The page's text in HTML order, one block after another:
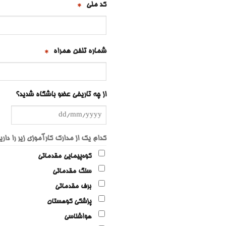
کد ملی *
شماره تلفن همراه *
از چه تاریخی عضو باشگاه شدید؟
DD
slash
slash
YYYY
کدام یک از مدارک کارآموزی زیر را
کوه‌پیمایی مقدماتی
سنگ مقدماتی
برف مقدماتی
پزشکی کوهستان
هواشناسی